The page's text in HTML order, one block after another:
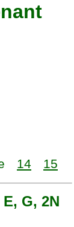
14 15
G, 2N